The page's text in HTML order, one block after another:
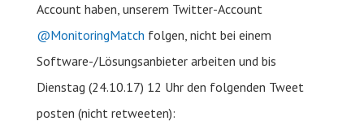
Account haben, unserem Twitter-Account
@MonitoringMatch folgen, nicht bei einem
Software-/Lösungsanbieter arbeiten und bis
Dienstag (24.10.17) 12 Uhr den folgenden Tweet
posten (nicht retweeten):